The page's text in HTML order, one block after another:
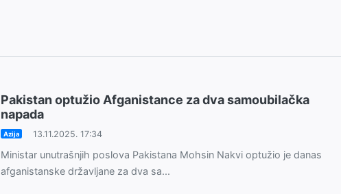
Pakistan optužio Afganistance za dva samoubilačka
napada
Azija 13.11.2025. 17:34
Ministar unutrašnjih poslova Pakistana Mohsin Nakvi optužio je danas
afganistanske državljane za dva sa...